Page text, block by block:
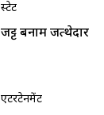
स्टेट
जट्ट बनाम जत्थेदार
एंटरटेनमेंट